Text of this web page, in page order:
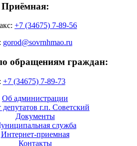
Приёмная:
+7 (34675) 7-89-56
gorod@sovrnhmao.ru
обращениям граждан:
+7 (34675) 7-89-73
Об администрации
депутатов г.п. Советский
Документы
служба
Интернет-приемная
Контакты